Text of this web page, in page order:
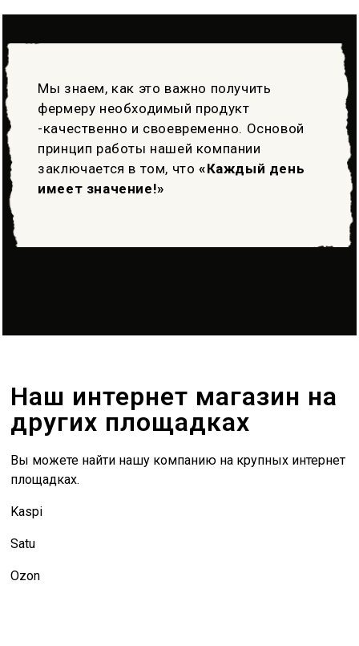
Мы знаем, как это важно получить
фермеру необходимый продукт
-качественно и своевременно. Основой
принцип работы нашей компании
заключается в том, что «Каждый день
имеет значение!»
Наш интернет магазин на
других площадках
Вы можете найти нашу компанию на крупных интернет
площадках.
Kaspi
Satu
Ozon